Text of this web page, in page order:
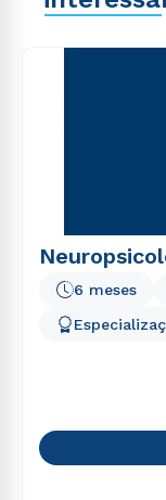
explicabo.
consequuntur
6 meses